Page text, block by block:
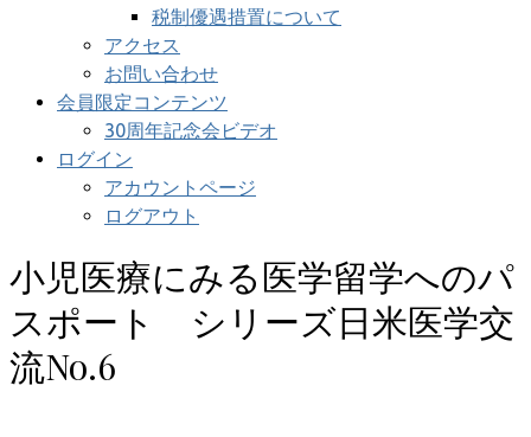
税制優遇措置について
アクセス
お問い合わせ
会員限定コンテンツ
30周年記念会ビデオ
ログイン
アカウントページ
ログアウト
小児医療にみる医学留学へのパ
スポート シリーズ日米医学交
流No.6